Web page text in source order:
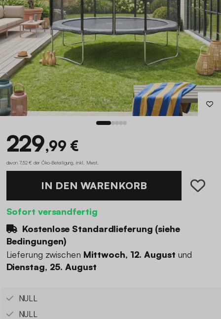
229,99 €
davon 7,52 € der Öko-Beteiligung inkl. Mwst.
IN DEN WARENKORB
Sofort versandfertig
Kostenlose Standardlieferung (siehe
Bedingungen)
Lieferung zwischen Mittwoch, 12. August und
Dienstag, 25. August
NULL
NULL